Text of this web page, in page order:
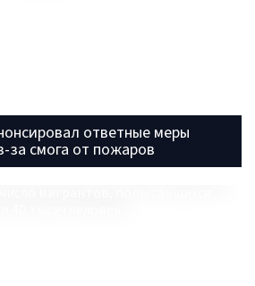
ответные меры
за смога от пожаров